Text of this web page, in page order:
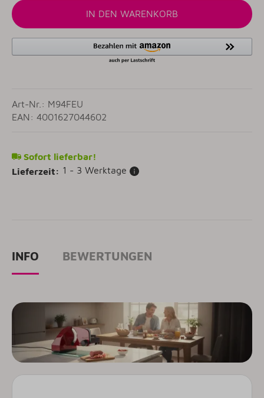
IN DEN WARENKORB
Art-Nr.: M94FEU
EAN: 4001627044602
Sofort lieferbar!
Lieferzeit: 1 - 3 Werktage
INFO BEWERTUNGEN